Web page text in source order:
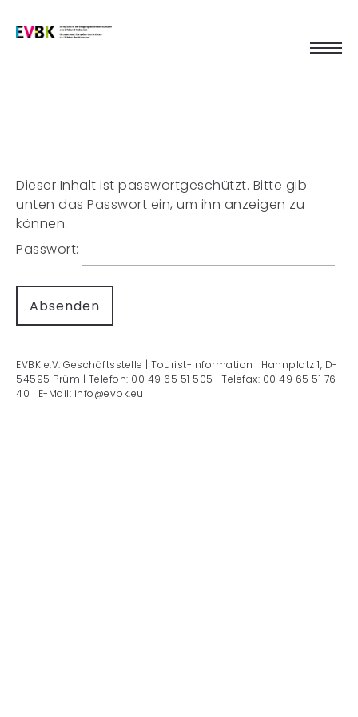
Dieser Inhalt ist passwortgeschützt. Bitte gib
unten das Passwort ein, um ihn anzeigen zu
können.
Passwort:
EVBK e.V. Geschäftsstelle | Tourist-Information | Hahnplatz 1, D-
54595 Prüm | Telefon: 00 49 65 51 505 | Telefax: 00 49 65 51 76
40 | E-Mail: info@evbk.eu